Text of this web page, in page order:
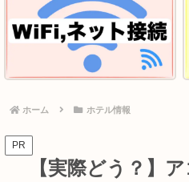
ホーム ホテル情報
PR
【実際どう？】